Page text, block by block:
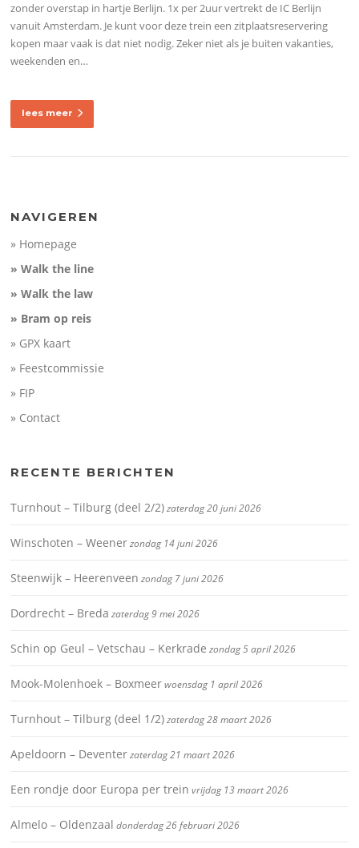
zonder overstap in hartje Berlijn. 1x per 2uur vertrekt de IC Berlijn
vanuit Amsterdam. Je kunt voor deze trein een zitplaatsreservering
kopen maar vaak is dat niet nodig. Zeker niet als je buiten vakanties,
weekenden en…
lees meer
NAVIGEREN
» Homepage
» Walk the line
» Walk the law
» Bram op reis
» GPX kaart
» Feestcommissie
» FIP
» Contact
RECENTE BERICHTEN
Turnhout – Tilburg (deel 2/2)zaterdag 20 juni 2026
Winschoten – Weenerzondag 14 juni 2026
Steenwijk – Heerenveen zondag 7 juni 2026
Dordrecht – Breda zaterdag 9 mei 2026
Schin op Geul – Vetschau – Kerkrade zondag 5 april 2026
Mook-Molenhoek – Boxmeerwoensdag 1 april 2026
Turnhout – Tilburg (deel 1/2)zaterdag 28 maart 2026
Apeldoorn – Deventerzaterdag 21 maart 2026
Een rondje door Europa per trein vrijdag 13 maart 2026
Almelo – Oldenzaal donderdag 26 februari 2026